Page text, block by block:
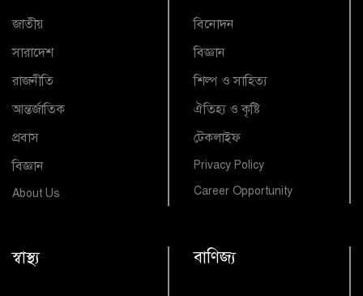
জাতীয়
সারাদেশ
রাজনীতি
আন্তর্জাতিক
প্রবাস
বিজ্ঞান
About Us
বিনোদন
বিজ্ঞান
শিল্প ও সাহিত্য
ঐতিহ্য ও কৃষ্টি
টেকলাইফ
Privacy Policy
Career Opportunity
স্বাস্থ্য বাণিজ্য